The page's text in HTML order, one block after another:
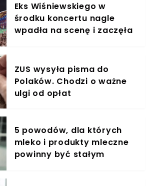
Eks Wiśniewskiego w
środku koncertu nagle
wpadła na scenę i zaczęła
ZUS wysyła pisma do
Polaków. Chodzi o ważne
ulgi od opłat
5 powodów, dla których
mleko i produkty mleczne
powinny być stałym